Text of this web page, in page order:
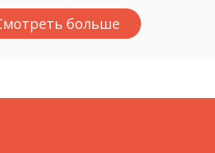
властями
районах»
больше